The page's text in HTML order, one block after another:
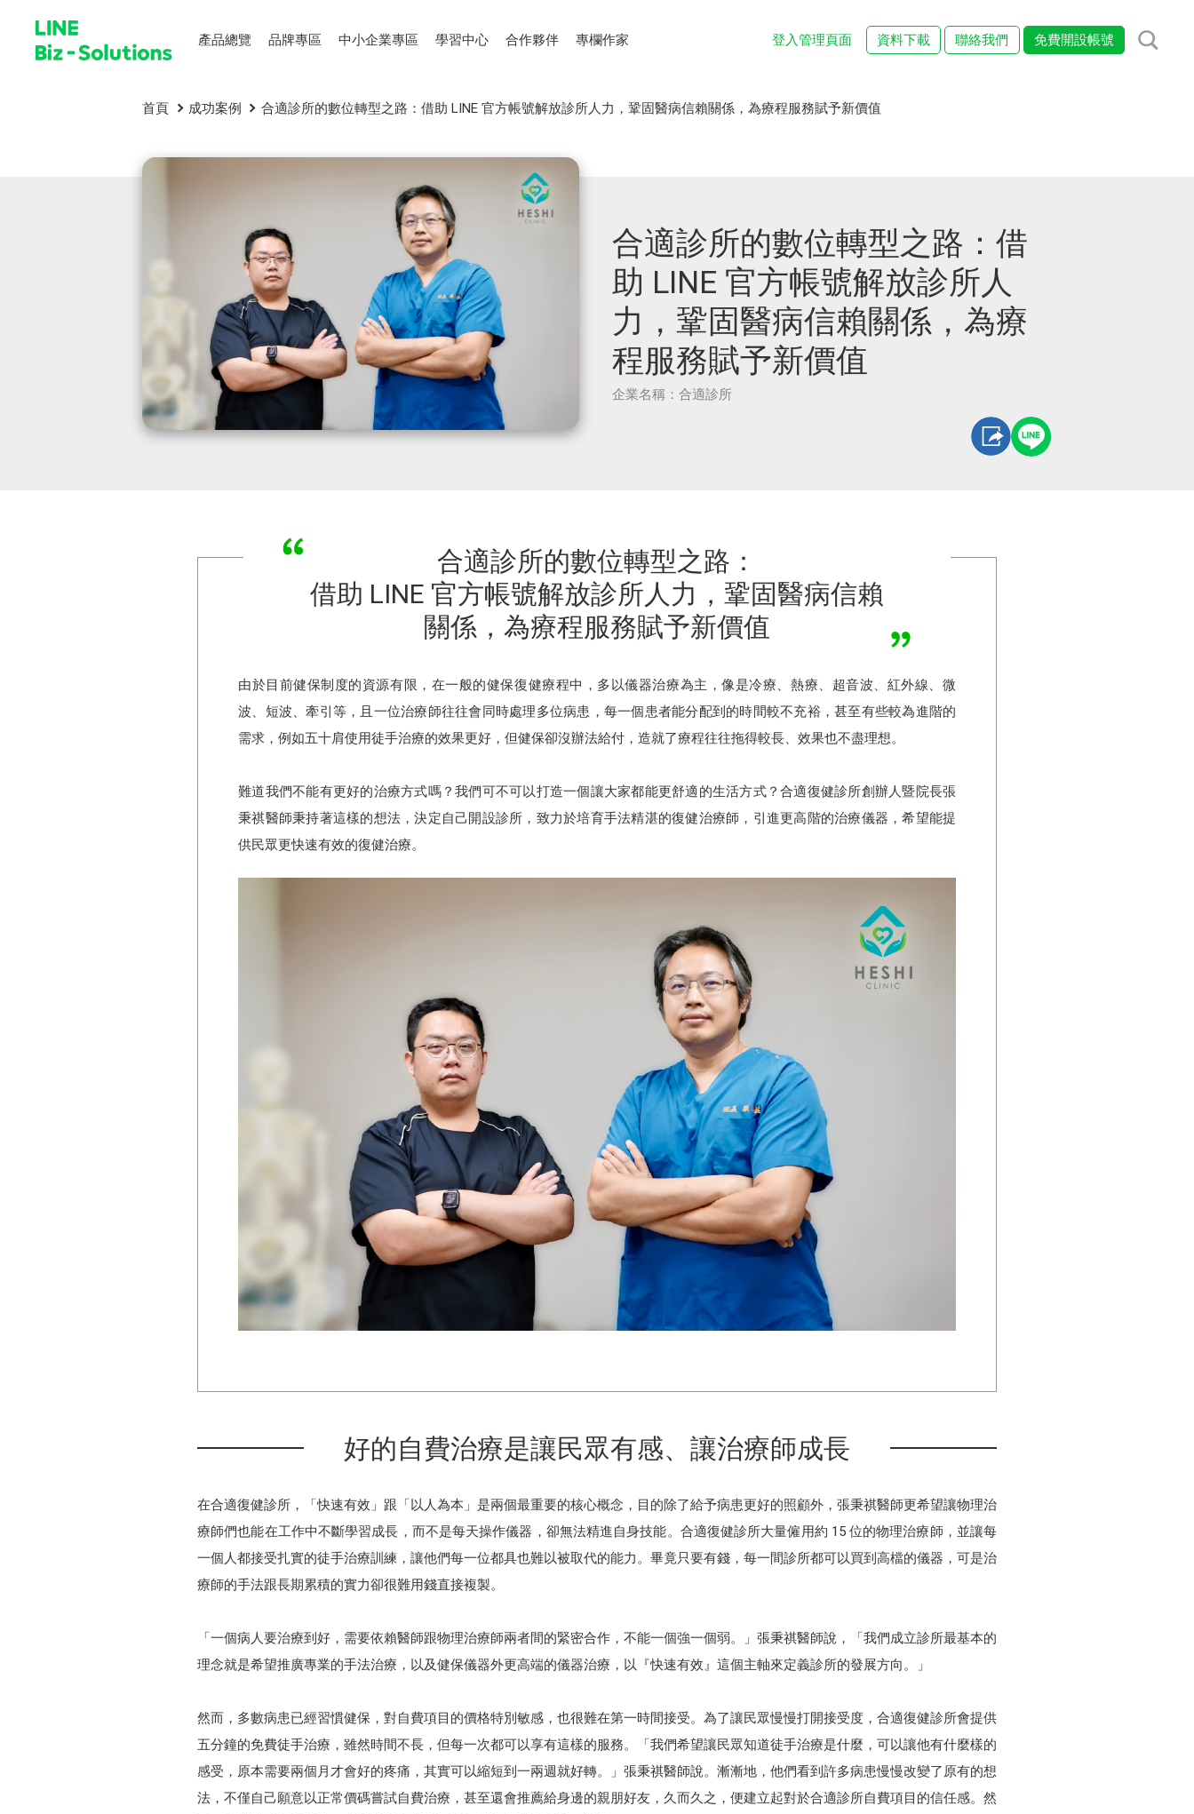
產品總覽 品牌專區 中小企業專區 學習中心 合作夥伴 專欄作家 登入管理頁面 資料下載 聯絡我們 免費開設帳號
首頁 成功案例 合適診所的數位轉型之路：借助 LINE 官方帳號解放診所人力，鞏固醫病信賴關係，為療程服務賦予新價值
合適診所的數位轉型之路：借
助 LINE 官方帳號解放診所人
力，鞏固醫病信賴關係，為療
程服務賦予新價值
企業名稱：合適診所
合適診所的數位轉型之路：
借助 LINE 官方帳號解放診所人力，鞏固醫病信賴
關係，為療程服務賦予新價值
由於目前健保制度的資源有限，在一般的健保復健療程中，多以儀器治療為主，像是冷療、熱療、超音波、紅外線、微
波、短波、牽引等，且一位治療師往往會同時處理多位病患，每一個患者能分配到的時間較不充裕，甚至有些較為進階的
需求，例如五十肩使用徒手治療的效果更好，但健保卻沒辦法給付，造就了療程往往拖得較長、效果也不盡理想。
難道我們不能有更好的治療方式嗎？我們可不可以打造一個讓大家都能更舒適的生活方式？合適復健診所創辦人暨院長張
秉祺醫師秉持著這樣的想法，決定自己開設診所，致力於培育手法精湛的復健治療師，引進更高階的治療儀器，希望能提
供民眾更快速有效的復健治療。
好的自費治療是讓民眾有感、讓治療師成長
在合適復健診所，「快速有效」跟「以人為本」是兩個最重要的核心概念，目的除了給予病患更好的照顧外，張秉祺醫師更希望讓物理治
療師們也能在工作中不斷學習成長，而不是每天操作儀器，卻無法精進自身技能。合適復健診所大量僱用約 15 位的物理治療師，並讓每
一個人都接受扎實的徒手治療訓練，讓他們每一位都具也難以被取代的能力。畢竟只要有錢，每一間診所都可以買到高檔的儀器，可是治
療師的手法跟長期累積的實力卻很難用錢直接複製。
「一個病人要治療到好，需要依賴醫師跟物理治療師兩者間的緊密合作，不能一個強一個弱。」張秉祺醫師說，「我們成立診所最基本的
理念就是希望推廣專業的手法治療，以及健保儀器外更高端的儀器治療，以『快速有效』這個主軸來定義診所的發展方向。」
然而，多數病患已經習慣健保，對自費項目的價格特別敏感，也很難在第一時間接受。為了讓民眾慢慢打開接受度，合適復健診所會提供
五分鐘的免費徒手治療，雖然時間不長，但每一次都可以享有這樣的服務。「我們希望讓民眾知道徒手治療是什麼，可以讓他有什麼樣的
感受，原本需要兩個月才會好的疼痛，其實可以縮短到一兩週就好轉。」張秉祺醫師說。漸漸地，他們看到許多病患慢慢改變了原有的想
法，不僅自己願意以正常價碼嘗試自費治療，甚至還會推薦給身邊的親朋好友，久而久之，便建立起對於合適診所自費項目的信任感。然